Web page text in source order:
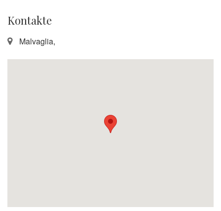
Kontakte
Malvaglia,